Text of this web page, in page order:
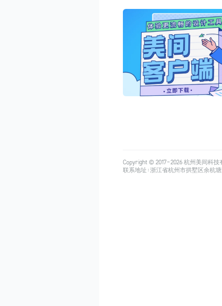
Copyright © 2017-2026杭州美间科技
联系地址：浙江省杭州市拱墅区余杭